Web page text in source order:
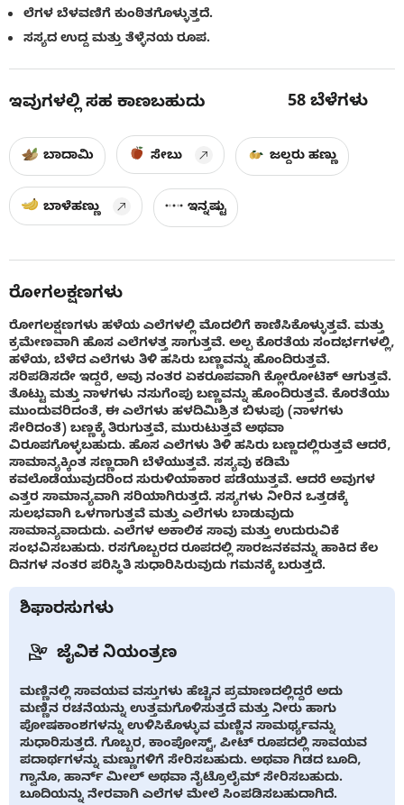
ಲೆಗಳ ಬೆಳವಣಿಗೆ ಕುಂಠಿತಗೊಳ್ಳುತ್ತದೆ.
ಸಸ್ಯದ ಉದ್ದ ಮತ್ತು ತೆಳ್ಳೆನಯ ರೂಪ.
ಇವುಗಳಲ್ಲಿ ಸಹ ಕಾಣಬಹುದು 58 ಬೆಳೆಗಳು
ಬಾದಾಮಿ ಸೇಬು ಜಲ್ದರು ಹಣ್ಣು
ಬಾಳೆಹಣ್ಣು ಇನ್ನಷ್ಟು
ರೋಗಲಕ್ಷಣಗಳು
ರೋಗಲಕ್ಷಣಗಳು ಹಳೆಯ ಎಲೆಗಳಲ್ಲಿ ಮೊದಲಿಗೆ ಕಾಣಿಸಿಕೊಳ್ಳುತ್ತವೆ. ಮತ್ತು
ಕ್ರಮೇಣವಾಗಿ ಹೊಸ ಎಲೆಗಳತ್ತ ಸಾಗುತ್ತವೆ. ಅಲ್ಪ ಕೊರತೆಯ ಸಂದರ್ಭಗಳಲ್ಲಿ,
ಹಳೆಯ, ಬೆಳೆದ ಎಲೆಗಳು ತಿಳಿ ಹಸಿರು ಬಣ್ಣವನ್ನು ಹೊಂದಿರುತ್ತವೆ.
ಸರಿಪಡಿಸದೇ ಇದ್ದರೆ, ಅವು ನಂತರ ಏಕರೂಪವಾಗಿ ಕ್ಲೋರೋಟಿಕ್ ಆಗುತ್ತವೆ.
ತೊಟ್ಟು ಮತ್ತು ನಾಳಗಳು ನಸುಗೆಂಪು ಬಣ್ಣವನ್ನು ಹೊಂದಿರುತ್ತವೆ. ಕೊರತೆಯು
ಮುಂದುವರಿದಂತೆ, ಈ ಎಲೆಗಳು ಹಳದಿಮಿಶ್ರಿತ ಬಿಳುಪು (ನಾಳಗಳು
ಸೇರಿದಂತೆ) ಬಣ್ಣಕ್ಕೆ ತಿರುಗುತ್ತವೆ, ಮುರುಟುತ್ತವೆ ಅಥವಾ
ವಿರೂಪಗೊಳ್ಳಬಹುದು. ಹೊಸ ಎಲೆಗಳು ತಿಳಿ ಹಸಿರು ಬಣ್ಣದಲ್ಲಿರುತ್ತವೆ ಆದರೆ,
ಸಾಮಾನ್ಯಕ್ಕಿಂತ ಸಣ್ಣದಾಗಿ ಬೆಳೆಯುತ್ತವೆ. ಸಸ್ಯವು ಕಡಿಮೆ
ಕವಲೊಡೆಯುವುದರಿಂದ ಸುರುಳಿಯಾಕಾರ ಪಡೆಯುತ್ತವೆ. ಆದರೆ ಅವುಗಳ
ಎತ್ತರ ಸಾಮಾನ್ಯವಾಗಿ ಸರಿಯಾಗಿರುತ್ತದೆ. ಸಸ್ಯಗಳು ನೀರಿನ ಒತ್ತಡಕ್ಕೆ
ಸುಲಭವಾಗಿ ಒಳಗಾಗುತ್ತವೆ ಮತ್ತು ಎಲೆಗಳು ಬಾಡುವುದು
ಸಾಮಾನ್ಯವಾದುದು. ಎಲೆಗಳ ಅಕಾಲಿಕ ಸಾವು ಮತ್ತು ಉದುರುವಿಕೆ
ಸಂಭವಿಸಬಹುದು. ರಸಗೊಬ್ಬರದ ರೂಪದಲ್ಲಿ ಸಾರಜನಕವನ್ನು ಹಾಕಿದ ಕೆಲ
ದಿನಗಳ ನಂತರ ಪರಿಸ್ಥಿತಿ ಸುಧಾರಿಸಿರುವುದು ಗಮನಕ್ಕೆ ಬರುತ್ತದೆ.
ಶಿಫಾರಸುಗಳು
ಜೈವಿಕ ನಿಯಂತ್ರಣ
ಮಣ್ಣಿನಲ್ಲಿ ಸಾವಯವ ವಸ್ತುಗಳು ಹೆಚ್ಚಿನ ಪ್ರಮಾಣದಲ್ಲಿದ್ದರೆ ಅದು
ಮಣ್ಣಿನ ರಚನೆಯನ್ನು ಉತ್ತಮಗೊಳಿಸುತ್ತದೆ ಮತ್ತು ನೀರು ಹಾಗು
ಪೋಷಕಾಂಶಗಳನ್ನು ಉಳಿಸಿಕೊಳ್ಳುವ ಮಣ್ಣಿನ ಸಾಮರ್ಥ್ಯವನ್ನು
ಸುಧಾರಿಸುತ್ತದೆ. ಗೊಬ್ಬರ, ಕಾಂಪೋಸ್ಟ್, ಪೀಟ್ ರೂಪದಲ್ಲಿ ಸಾವಯವ
ಪದಾರ್ಥಗಳನ್ನು ಮಣ್ಣುಗಳಿಗೆ ಸೇರಿಸಬಹುದು. ಅಥವಾ ಗಿಡದ ಬೂದಿ,
ಗ್ವಾನೊ, ಹಾರ್ನ್ ಮೀಲ್ ಅಥವಾ ನೈಟ್ರೊಲೈಮ್ ಸೇರಿಸಬಹುದು.
ಬೂದಿಯನ್ನು ನೇರವಾಗಿ ಎಲೆಗಳ ಮೇಲೆ ಸಿಂಪಡಿಸಬಹುದಾಗಿದೆ.